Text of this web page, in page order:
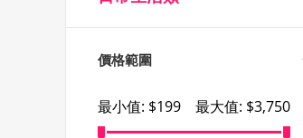
價格範圍
最小值: $199 最大值: $3,750